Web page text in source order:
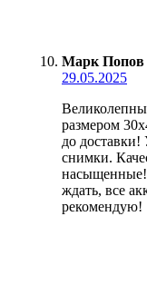
Марк Попов
29.05.2025
размером
до доставки!
снимки.
насыщенные!
ждать, все
рекомендую!